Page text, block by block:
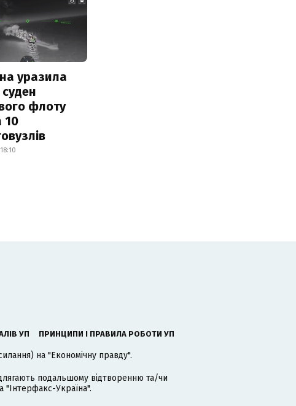
уразила
суден
флоту
10
УП ПРИНЦИПИ І ПРАВИЛА РОБОТИ УП
на "Економічну правду".
подальшому відтворенню та/чи
"Інтерфакс-Україна".